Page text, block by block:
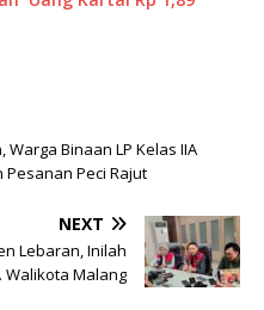
Binaan LP Kelas IIA
Peci Rajut
NEXT
Lebaran, Inilah
Walikota Malang